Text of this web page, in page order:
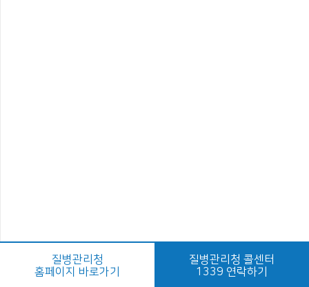
질병관리청
홈페이지 바로가기
질병관리청 콜센터
1339 연락하기